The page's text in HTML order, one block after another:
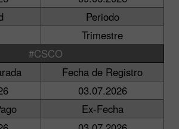
Periodo
Trimestre
#CSCO
Fecha de Registro
03.07.2026
Ex-Fecha